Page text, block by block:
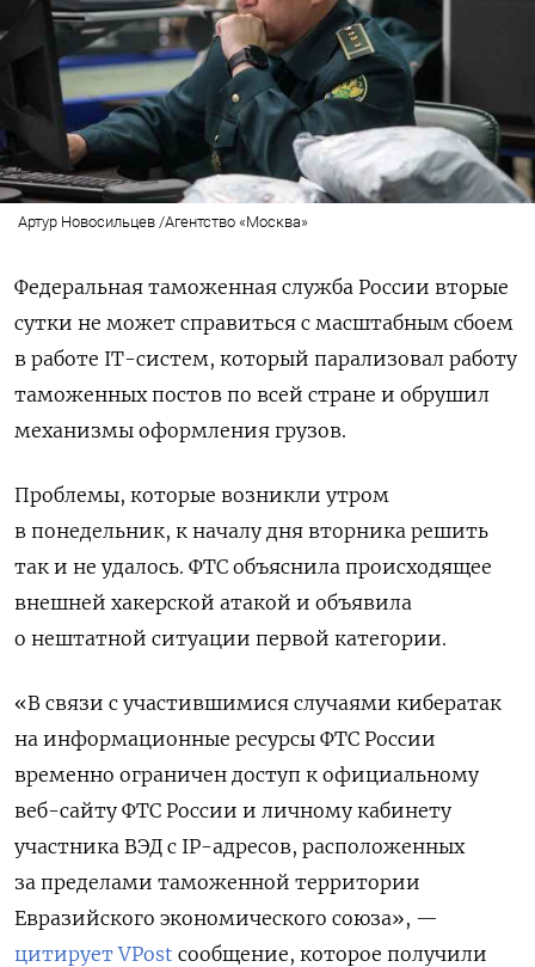
Артур Новосильцев /Агентство «Москва»
Федеральная таможенная служба России вторые
сутки не может справиться с масштабным сбоем
в работе IT-систем, который парализовал работу
таможенных постов по всей стране и обрушил
механизмы оформления грузов.
Проблемы, которые возникли утром
в понедельник, к началу дня вторника решить
так и не удалось. ФТС объяснила происходящее
внешней хакерской атакой и объявила
о нештатной ситуации первой категории.
«В связи с участившимися случаями кибератак
на информационные ресурсы ФТС России
временно ограничен доступ к официальному
веб-сайту ФТС России и личному кабинету
участника ВЭД с IP-адресов, расположенных
за пределами таможенной территории
Евразийского экономического союза», —
цитирует VPost сообщение, которое получили